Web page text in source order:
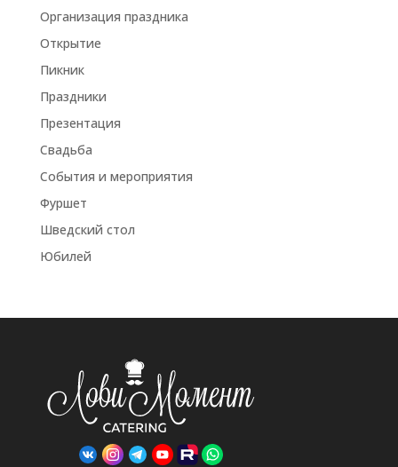
Организация праздника
Открытие
Пикник
Праздники
Презентация
Свадьба
События и мероприятия
Фуршет
Шведский стол
Юбилей